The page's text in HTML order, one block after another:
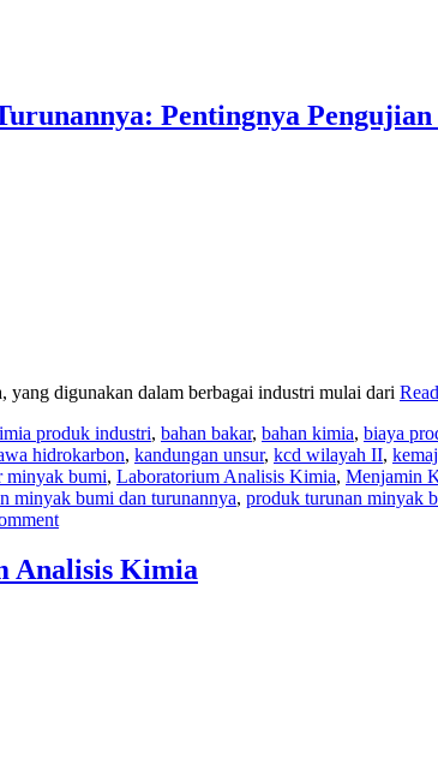
Pentingnya
digunakan dalam berbagai industri mulai dari
produk industri, bahan bakar, bahan kimia, biaya
hidrokarbon, kandungan unsur, kcd wilayah II,
minyak bumi, Laboratorium Analisis Kimia, Menjamin
minyak bumi dan turunannya, produk turunan minyak
Analisis Kimia